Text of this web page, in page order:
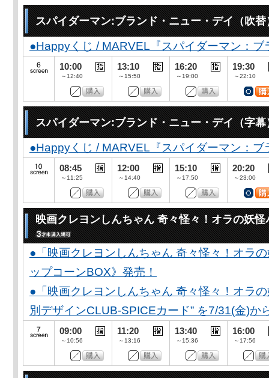
スパイダーマン:ブランド・ニュー・デイ（吹替
●Happyくじ / MARVEL『スパイダーマン：
10:00
～12:40
13:10
～15:50
16:20
～19:00
19:30
～22:10
スパイダーマン:ブランド・ニュー・デイ（字幕
●Happyくじ / MARVEL『スパイダーマン：
08:45
～11:25
12:00
～14:40
15:10
～17:50
20:20
～23:00
映画クレヨンしんちゃん 奇々怪々！オラの妖怪
●「映画クレヨンしんちゃん 奇々怪々！オラ
ップコーンBOX》発売！
●「映画クレヨンしんちゃん 奇々怪々！オラ
別デザインCLUB-SPICEカード” を7/31(金)か
09:00
～10:56
11:20
～13:16
13:40
～15:36
16:00
～17:56